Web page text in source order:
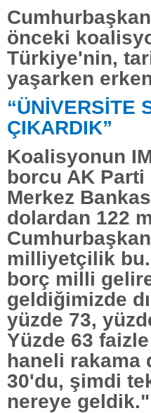
önceki
Türkiye'nin,
yaşarken
“ÜNİVERSİTE
ÇIKARDIK”
Koalisyonun
borcu AK
Merkez
dolardan 122
milliyetçilik
borç milli
geldiğimizde
yüzde 73,
Yüzde 63
haneli rakama
30'du, şimdi
nereye geldik."